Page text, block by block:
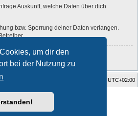
um dir den
bei der Nutzung zu
Auskunft, welche Daten über dich
bzw. Sperrung deiner Daten verlangen.
UTC+02:00
forum
® Forum Software © phpBB Limited
phpBB.de